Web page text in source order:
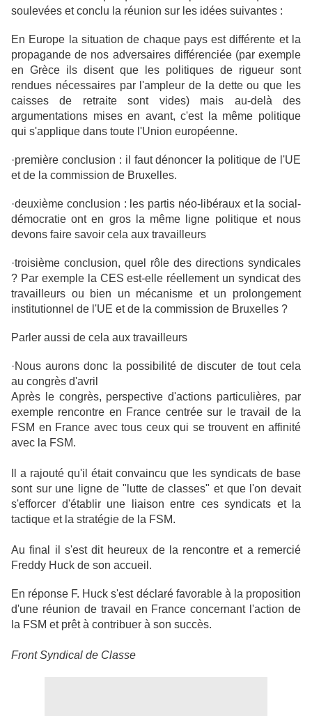
soulevées et conclu la réunion sur les idées suivantes :
En Europe la situation de chaque pays est différente et la
propagande de nos adversaires différenciée (par exemple
en Grèce ils disent que les politiques de rigueur sont
rendues nécessaires par l'ampleur de la dette ou que les
caisses de retraite sont vides) mais au-delà des
argumentations mises en avant, c'est la même politique
qui s'applique dans toute l'Union européenne.
·première conclusion : il faut dénoncer la politique de l'UE
et de la commission de Bruxelles.
·deuxième conclusion : les partis néo-libéraux et la social-
démocratie ont en gros la même ligne politique et nous
devons faire savoir cela aux travailleurs
·troisième conclusion, quel rôle des directions syndicales
? Par exemple la CES est-elle réellement un syndicat des
travailleurs ou bien un mécanisme et un prolongement
institutionnel de l'UE et de la commission de Bruxelles ?
Parler aussi de cela aux travailleurs
·Nous aurons donc la possibilité de discuter de tout cela
au congrès d'avril
Après le congrès, perspective d'actions particulières, par
exemple rencontre en France centrée sur le travail de la
FSM en France avec tous ceux qui se trouvent en affinité
avec la FSM.
Il a rajouté qu'il était convaincu que les syndicats de base
sont sur une ligne de "lutte de classes" et que l'on devait
s'efforcer d'établir une liaison entre ces syndicats et la
tactique et la stratégie de la FSM.
Au final il s'est dit heureux de la rencontre et a remercié
Freddy Huck de son accueil.
En réponse F. Huck s'est déclaré favorable à la proposition
d'une réunion de travail en France concernant l'action de
la FSM et prêt à contribuer à son succès.
Front Syndical de Classe